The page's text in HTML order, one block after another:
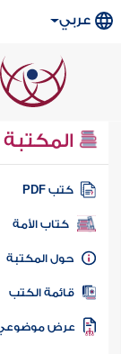
عربي
المكتبة
كتب PDF
كتاب الأمة
المكتبة
الكتب